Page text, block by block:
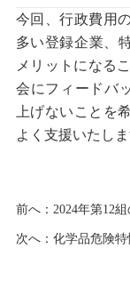
今回、行政費用
多い登録企業、
メリットになる
会にフィードバ
上げないことを
よく支援いたしま
前へ： 2024年第12組
次へ： 化学品危険